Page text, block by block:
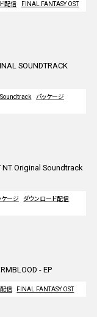
配信 FINAL FANTASY OST
SOUNDTRACK
パッケージ
NT Original Soundtrack
ケージ
ダウンロード配信
- EP
信 FINAL FANTASY OST